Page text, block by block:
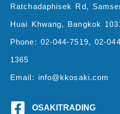
Ratchadaphisek Rd,
Huai Khwang, Bangkok
Phone: 02-044-7519, 02-
1365
Email: info@kkosaki.com
OSAKITRADING